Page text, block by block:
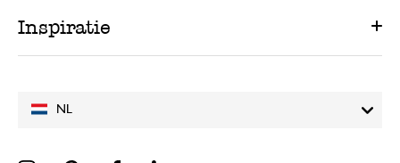
NL
Inspiratie